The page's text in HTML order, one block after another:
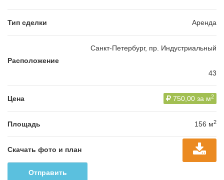
Тип сделки Аренда
Расположение
Санкт-Петербург, пр. Индустриальный
43
Цена 750,00 за м2
Площадь 156 м2
Скачать фото и план
Отправить